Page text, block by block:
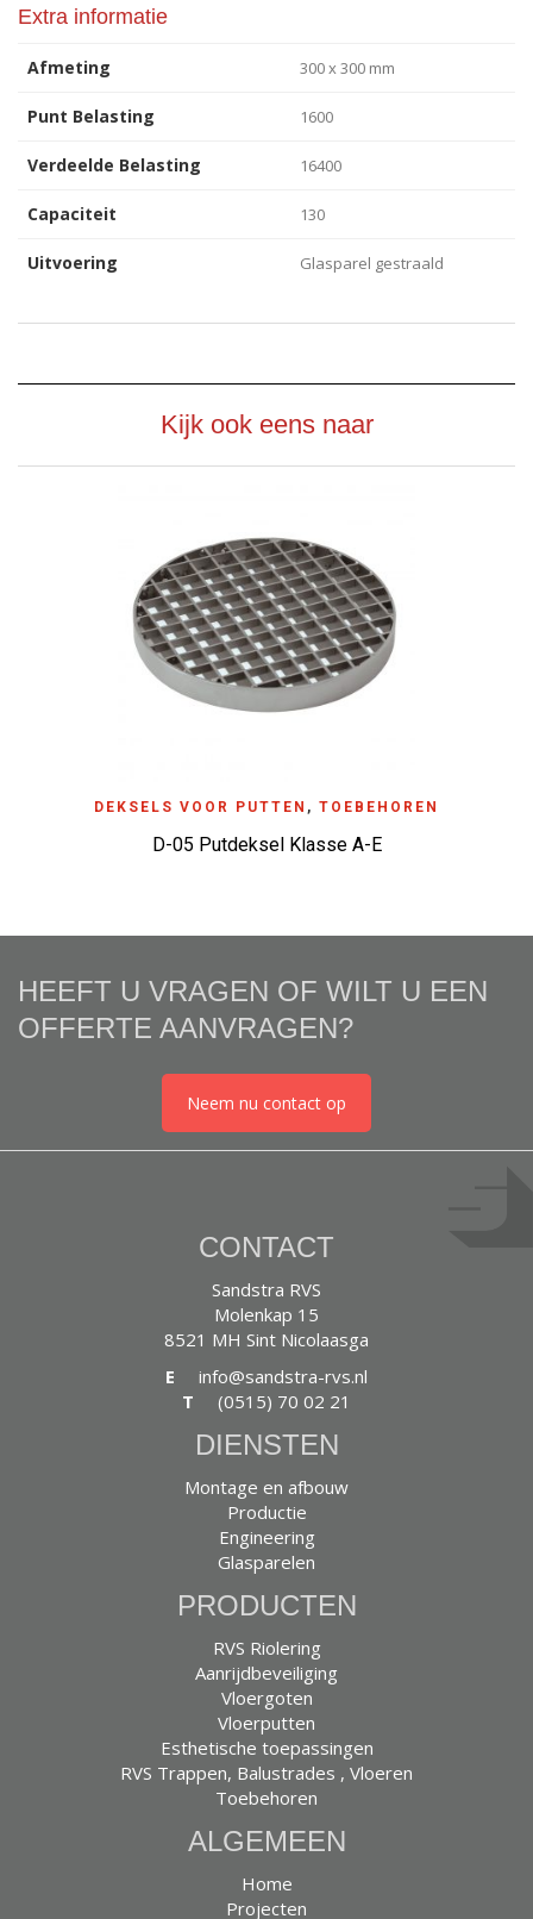
Extra informatie
Afmeting 300 x 300 mm
Punt Belasting 1600
Verdeelde Belasting 16400
Capaciteit 130
Uitvoering Glasparel gestraald
Kijk ook eens naar
DEKSELS VOOR PUTTEN , TOEBEHOREN
D-05 Putdeksel Klasse A-E
HEEFT U VRAGEN OF WILT U EEN
OFFERTE AANVRAGEN?
Neem nu contact op
CONTACT
Sandstra RVS
Molenkap 15
8521 MH Sint Nicolaasga
E info@sandstra-rvs.nl
T (0515) 70 02 21
DIENSTEN
Montage en afbouw
Productie
Engineering
Glasparelen
PRODUCTEN
RVS Riolering
Aanrijdbeveiliging
Vloergoten
Vloerputten
Esthetische toepassingen
RVS Trappen, Balustrades , Vloeren
Toebehoren
ALGEMEEN
Home
Projecten